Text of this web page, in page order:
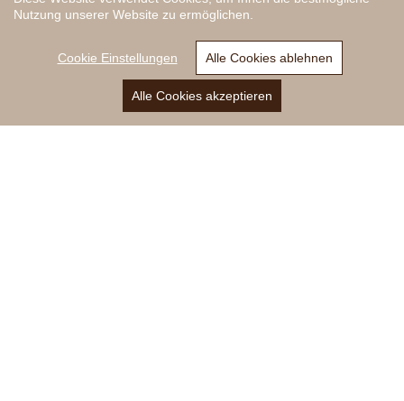
Nutzung unserer Website zu ermöglichen.
Cookie Einstellungen Alle Cookies ablehnen
Alle Cookies akzeptieren
E-Mail
Privacy